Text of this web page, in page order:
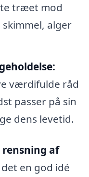
træet mod
alger
værdifulde råd
passer på sin
dens levetid.
rensning af
en god idé